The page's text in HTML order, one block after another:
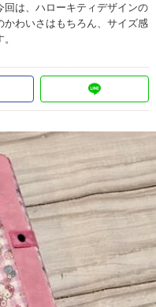
回は、ハローキティデザインの
わいさはもちろん、サイズ感